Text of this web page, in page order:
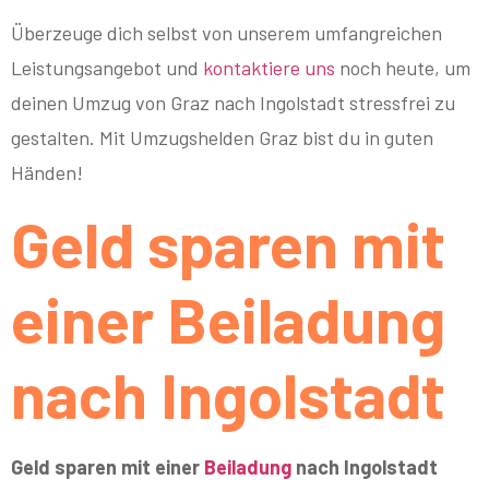
Überzeuge dich selbst von unserem umfangreichen
Leistungsangebot und kontaktiere uns noch heute, um
deinen Umzug von Graz nach Ingolstadt stressfrei zu
gestalten. Mit Umzugshelden Graz bist du in guten
Händen!
Geld sparen mit
einer Beiladung
nach Ingolstadt
Geld sparen mit einer Beiladung nach Ingolstadt